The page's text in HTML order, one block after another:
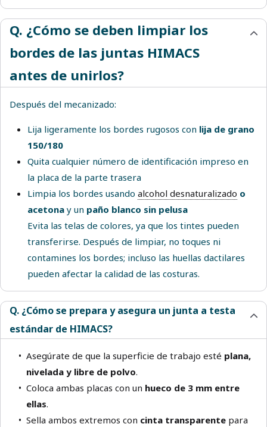
Q. ¿Cómo se deben limpiar los
bordes de las juntas HIMACS
antes de unirlos?
Después del mecanizado:
Lija ligeramente los bordes rugosos con lija de grano
150/180
Quita cualquier número de identificación impreso en
la placa de la parte trasera
Limpia los bordes usando alcohol desnaturalizado o
acetona y un paño blanco sin pelusa
Evita las telas de colores, ya que los tintes pueden
transferirse. Después de limpiar, no toques ni
contamines los bordes; incluso las huellas dactilares
pueden afectar la calidad de las costuras.
Q. ¿Cómo se prepara y asegura un junta a testa
estándar de HIMACS?
Asegúrate de que la superficie de trabajo esté plana,
nivelada y libre de polvo.
Coloca ambas placas con un hueco de 3 mm entre
ellas.
Sella ambos extremos con cinta transparente para